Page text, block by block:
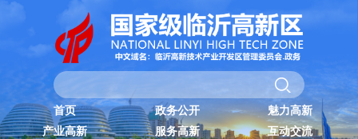
首页 政务公开
魅力高新
产业高新
服务高新
互动交流